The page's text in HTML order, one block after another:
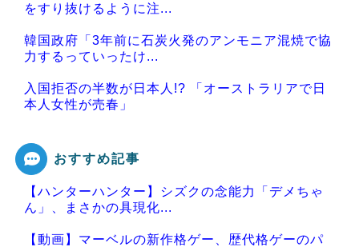
をすり抜けるように注...
韓国政府「3年前に石炭火発のアンモニア混焼で協
力するっていったけ...
入国拒否の半数が日本人!? 「オーストラリアで日
本人女性が売春」
Powered by livedoor 相互RSS
おすすめ記事
【ハンターハンター】シズクの念能力「デメちゃ
ん」、まさかの具現化...
【動画】マーベルの新作格ゲー、歴代格ゲーのパ